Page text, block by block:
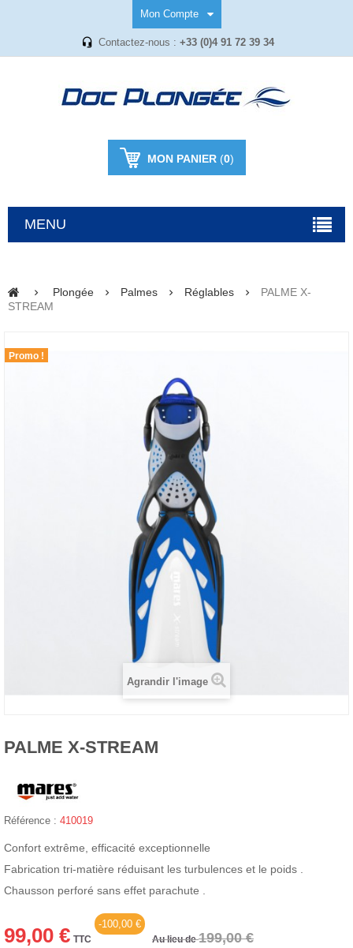
Mon Compte
Contactez-nous : +33 (0)4 91 72 39 34
MON PANIER(0)
MENU
Plongée Palmes Réglables
PALME X-
STREAM
Promo !
Agrandir l'image
PALME X-STREAM
Référence : 410019
Confort extrême, efficacité exceptionnelle
Fabrication tri-matière réduisant les turbulences et le poids .
Chausson perforé sans effet parachute .
99,00 € TTC
-100,00 €
Au lieu de199,00 €